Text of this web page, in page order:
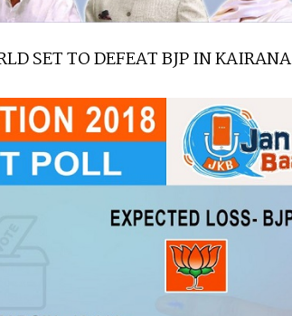
SET TO DEFEAT BJP IN KAIRANA